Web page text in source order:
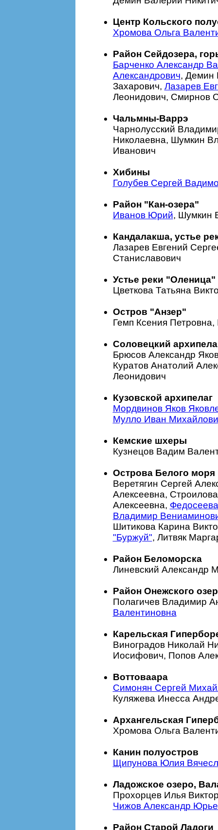
Центр Кольского
Хромова Ольга
Район Сейдозера,
Барченко Александр
Александрович, Демин
Захарович, Лазарев
Леонидович, Смирнов
Чальмны-Варрэ
Чарнолусский
Николаевна, Шумкин
Иванович
Хибины
Голубев Сергей
Район "Кан-озера"
Иванов Юрий, Шумкин
Кандалакша, устье
Лазарев Евгений
Станиславович
Устье реки "Оленица"
Цветкова Татьяна
Остров "Анзер"
Гемп Ксения
Соловецкий
Брюсов Александр
Куратов Анатолий
Леонидович
Кузовской архипелаг
Мордвинов Яков
Мулло Иван
Кемские шхеры
Кузнецов Вадим
Острова Белого моря
Веретягин Сергей
Алексеевна,
Алексеевна,
Владимир
Шитикова Карина
"Буржуй", Литвяк
Район Беломорска
Линевский Александр
Район Онежского
Полагичев Владимир
Валентиновна
Карельская
Виноградов Николай
Иосифович, Попов
Воттоваара
Симонян Сергей
Куляжева Инесса
Архангельская
Хромова Ольга
Канин полуостров
Щипунова Юлия
Ладожское озеро,
Прохорцев Илья
Чижов Александр
Район Старой Ладоги